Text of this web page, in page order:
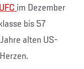
UFC im Dezember
bis 57
alten US-